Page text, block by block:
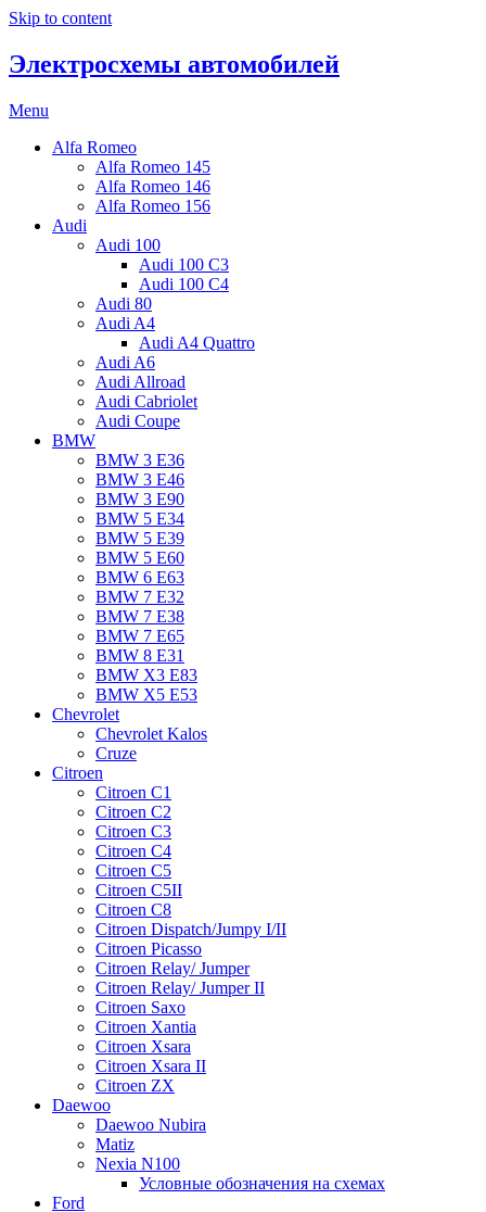
Skip to content
Электросхемы автомобилей
Menu
Alfa Romeo
Alfa Romeo 145
Alfa Romeo 146
Alfa Romeo 156
Audi
Audi 100
Audi 100 C3
Audi 100 C4
Audi 80
Audi A4
Audi A4 Quattro
Audi A6
Audi Allroad
Audi Cabriolet
Audi Coupe
BMW
BMW 3 E36
BMW 3 E46
BMW 3 E90
BMW 5 E34
BMW 5 E39
BMW 5 E60
BMW 6 Е63
BMW 7 Е32
BMW 7 Е38
BMW 7 Е65
BMW 8 Е31
BMW X3 E83
BMW X5 E53
Chevrolet
Chevrolet Kalos
Cruze
Citroen
Citroen C1
Citroen C2
Citroen C3
Citroen C4
Citroen C5
Citroen C5II
Citroen C8
Citroen Dispatch/Jumpy I/II
Citroen Picasso
Citroen Relay/ Jumper
Citroen Relay/ Jumper II
Citroen Saxo
Citroen Xantia
Citroen Xsara
Citroen Xsara II
Citroen ZX
Daewoo
Daewoo Nubira
Matiz
Nexia N100
Условные обозначения на схемах
Ford